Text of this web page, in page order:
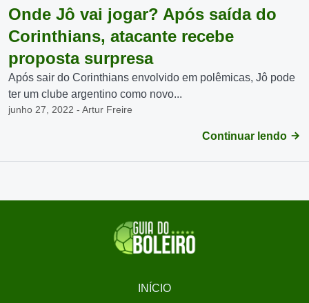
Onde Jô vai jogar? Após saída do
Corinthians, atacante recebe
proposta surpresa
Após sair do Corinthians envolvido em polêmicas, Jô pode
ter um clube argentino como novo...
junho 27, 2022 - Artur Freire
Continuar lendo
INÍCIO